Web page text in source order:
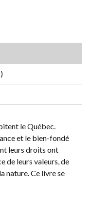
le Québec.
et le bien-fondé
leurs droits ont
de leurs valeurs, de
nature. Ce livre se